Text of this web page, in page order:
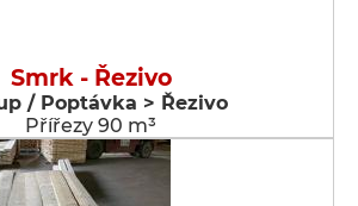
Smrk - Řezivo
/ Poptávka > Řezivo
Přířezy 90 m³